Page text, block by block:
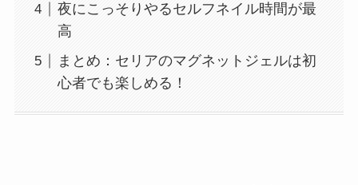
夜にこっそりやるセルフネイル時間が最
高
まとめ：セリアのマグネットジェルは初
心者でも楽しめる！